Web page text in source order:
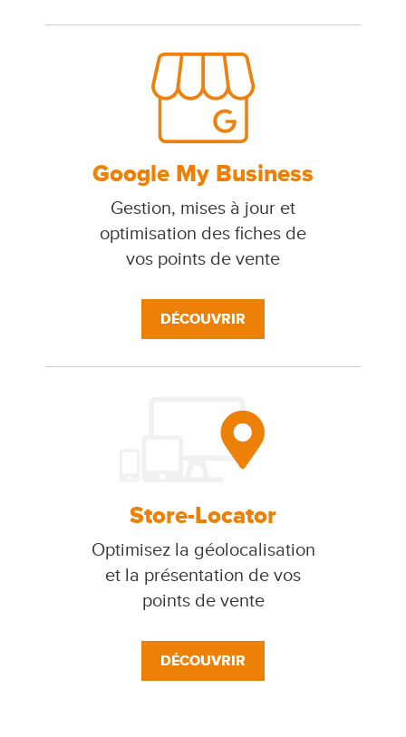
Google My Business
Gestion, mises à jour et
optimisation des fiches de
vos points de vente
DÉCOUVRIR
Store-Locator
Optimisez la géolocalisation
et la présentation de vos
points de vente
DÉCOUVRIR